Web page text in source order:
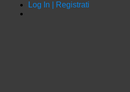
Log In | Registrati